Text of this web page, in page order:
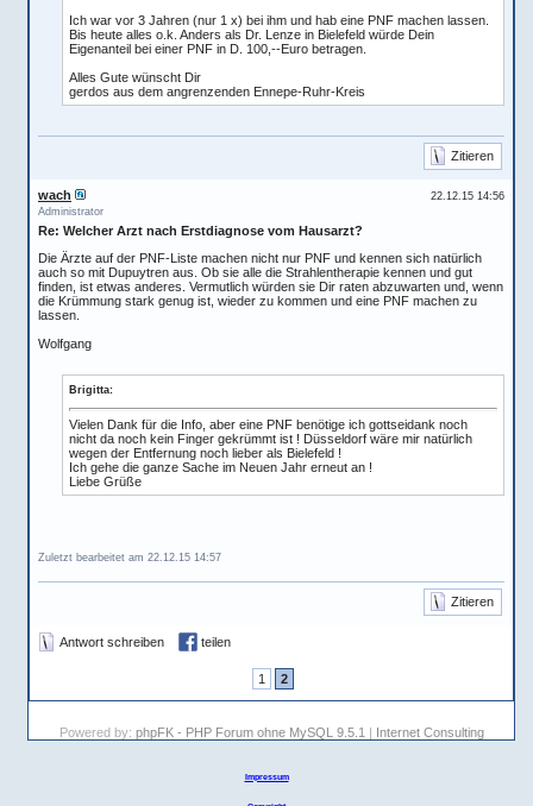
Ich war vor 3 Jahren (nur 1 x) bei ihm und hab eine PNF machen lassen.
Bis heute alles o.k. Anders als Dr. Lenze in Bielefeld würde Dein
Eigenanteil bei einer PNF in D. 100,--Euro betragen.
Alles Gute wünscht Dir
gerdos aus dem angrenzenden Ennepe-Ruhr-Kreis
Zitieren
22.12.15 14:56
wach
Administrator
Re: Welcher Arzt nach Erstdiagnose vom Hausarzt?
Die Ärzte auf der PNF-Liste machen nicht nur PNF und kennen sich natürlich
auch so mit Dupuytren aus. Ob sie alle die Strahlentherapie kennen und gut
finden, ist etwas anderes. Vermutlich würden sie Dir raten abzuwarten und, wenn
die Krümmung stark genug ist, wieder zu kommen und eine PNF machen zu
lassen.
Wolfgang
Brigitta:
Vielen Dank für die Info, aber eine PNF benötige ich gottseidank noch
nicht da noch kein Finger gekrümmt ist ! Düsseldorf wäre mir natürlich
wegen der Entfernung noch lieber als Bielefeld !
Ich gehe die ganze Sache im Neuen Jahr erneut an !
Liebe Grüße
Zuletzt bearbeitet am 22.12.15 14:57
Zitieren
Antwort schreiben teilen
1 2
Powered by: phpFK - PHP Forum ohne MySQL 9.5.1 Internet Consulting
Impressum